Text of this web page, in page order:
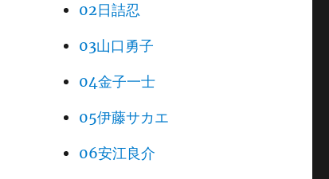
02日詰忍
03山口勇子
04金子一士
05伊藤サカエ
06安江良介